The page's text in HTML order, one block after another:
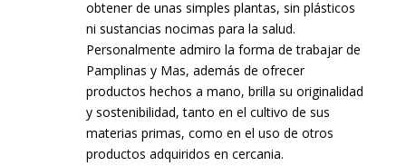
obtener de unas simples plantas, sin plásticos
ni sustancias nocimas para la salud.
Personalmente admiro la forma de trabajar de
Pamplinas y Mas, además de ofrecer
productos hechos a mano, brilla su originalidad
y sostenibilidad, tanto en el cultivo de sus
materias primas, como en el uso de otros
productos adquiridos en cercania.